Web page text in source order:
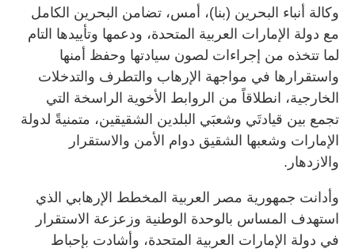
وكالة أنباء البحرين (بنا)، أمس، تضامن البحرين الكامل
مع دولة الإمارات العربية المتحدة، ودعمها وتأييدها التام
لما تتخذه من إجراءات لصون سيادتها وحفظ أمنها
واستقرارها في مواجهة الإرهاب والتطرف والتدخلات
الخارجية، انطلاقاً من الروابط الأخوية الراسخة التي
تجمع بين قيادتَي وشعبَي البلدين الشقيقين، متمنيةً لدولة
الإمارات وشعبها الشقيق دوام الأمن والاستقرار
والازدهار.
وأدانت جمهورية مصر العربية المخطط الإرهابي الذي
استهدف المساس بالوحدة الوطنية وزعزعة الاستقرار
في دولة الإمارات العربية المتحدة، وأشادت بإحباط